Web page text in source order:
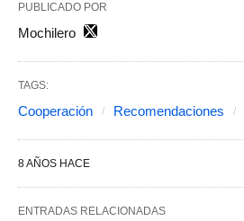
PUBLICADO POR
Mochilero
TAGS:
Cooperación Recomendaciones
8 AÑOS HACE
ENTRADAS RELACIONADAS